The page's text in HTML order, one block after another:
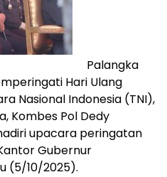
Palangka
Hari Ulang
Nasional Indonesia (TNI),
Kombes Pol Dedy
upacara peringatan
Gubernur
(5/10/2025).